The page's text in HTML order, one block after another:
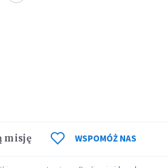
misję WSPOMÓŻ NAS